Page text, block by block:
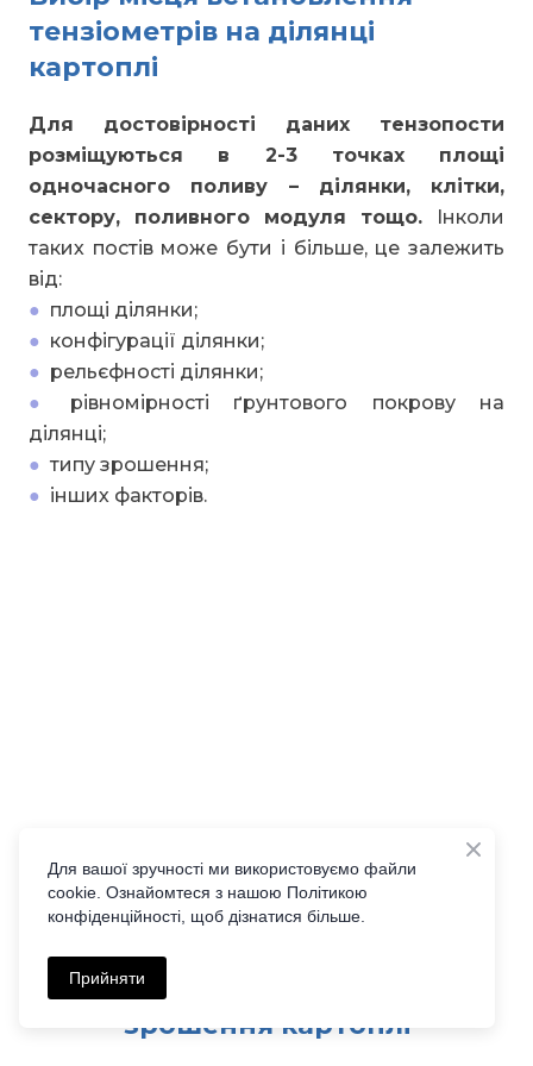
тензіометрів на ділянці
картоплі
Для достовірності даних тензопости
розміщуються в 2-3 точках площі
одночасного поливу – ділянки, клітки,
сектору, поливного модуля тощо.
Інколи
таких постів може бути і більше, це залежить
від:
● площі ділянки;
● конфігурації ділянки;
● рельєфності ділянки;
● рівномірності ґрунтового покрову на
ділянці;
● типу зрошення;
● інших факторів.
Лінійка іригаційних
тензіометрів для Свідомого
зрошення картоплі
Для вашої зручності ми використовуємо файли
cookie. Ознайомтеся з нашою Політикою
конфіденційності, щоб дізнатися більше.
Прийняти